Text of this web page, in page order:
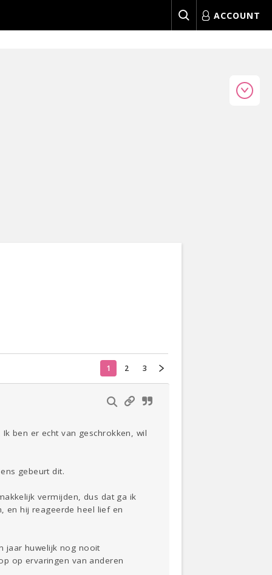
ACCOUNT
1 2 3
ben er echt van geschrokken, wil
gebeurt dit.
vermijden, dus dat ga ik
en hij reageerde heel lief en
jaar huwelijk nog nooit
op ervaringen van anderen